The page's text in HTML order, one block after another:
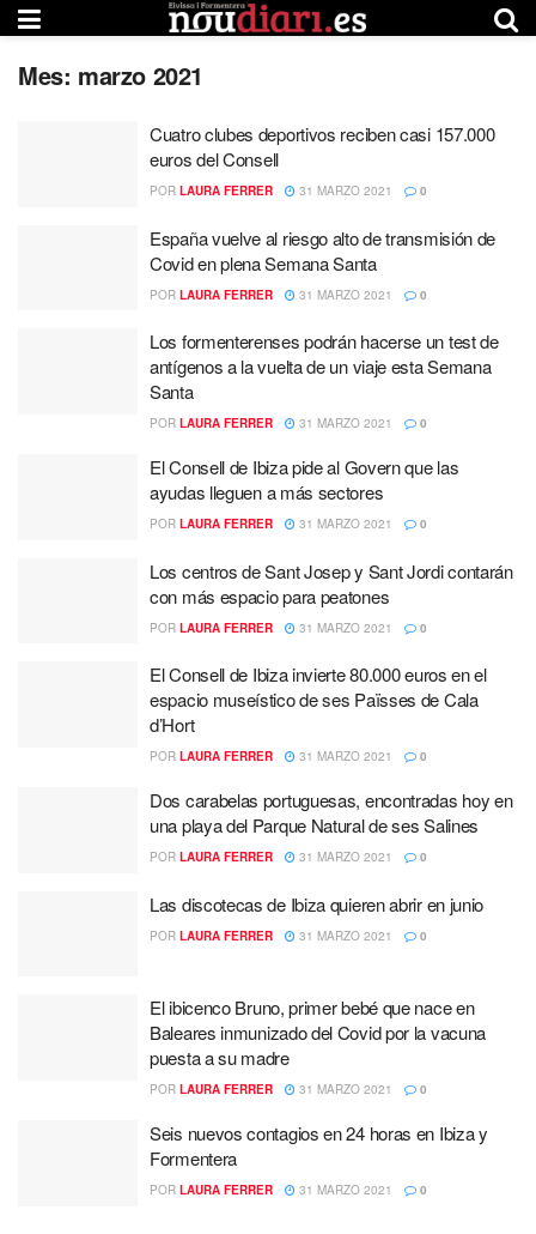
Mes: marzo 2021
Cuatro clubes deportivos reciben casi 157.000
euros del Consell
POR LAURA FERRER 31 MARZO 2021 0
España vuelve al riesgo alto de transmisión de
Covid en plena Semana Santa
POR LAURA FERRER 31 MARZO 2021 0
Los formenterenses podrán hacerse un test de
antígenos a la vuelta de un viaje esta Semana
Santa
POR LAURA FERRER 31 MARZO 2021 0
El Consell de Ibiza pide al Govern que las
ayudas lleguen a más sectores
POR LAURA FERRER 31 MARZO 2021 0
Los centros de Sant Josep y Sant Jordi contarán
con más espacio para peatones
POR LAURA FERRER 31 MARZO 2021 0
El Consell de Ibiza invierte 80.000 euros en el
espacio museístico de ses Païsses de Cala
d’Hort
POR LAURA FERRER 31 MARZO 2021 0
Dos carabelas portuguesas, encontradas hoy en
una playa del Parque Natural de ses Salines
POR LAURA FERRER 31 MARZO 2021 0
Las discotecas de Ibiza quieren abrir en junio
POR LAURA FERRER 31 MARZO 2021 0
El ibicenco Bruno, primer bebé que nace en
Baleares inmunizado del Covid por la vacuna
puesta a su madre
POR LAURA FERRER 31 MARZO 2021 0
Seis nuevos contagios en 24 horas en Ibiza y
Formentera
POR LAURA FERRER 31 MARZO 2021 0